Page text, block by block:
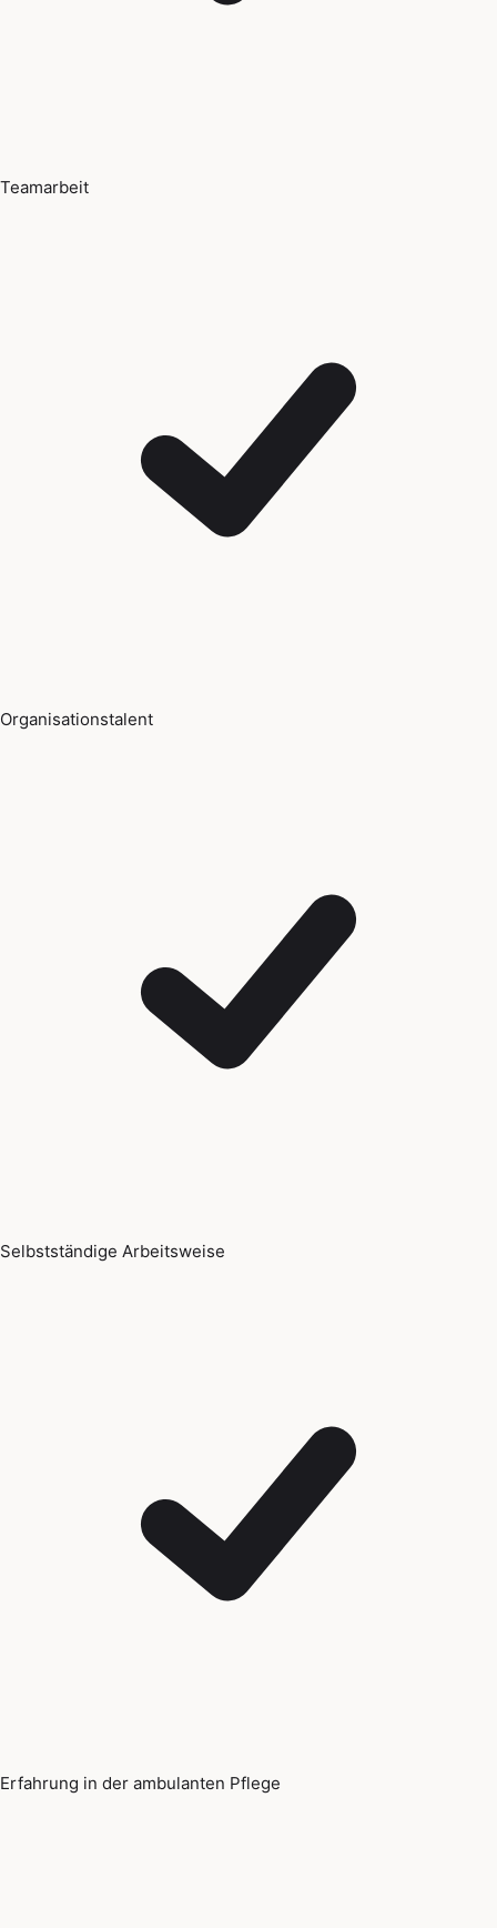
Teamarbeit
Organisationstalent
Selbstständige Arbeitsweise
Erfahrung in der ambulanten Pflege